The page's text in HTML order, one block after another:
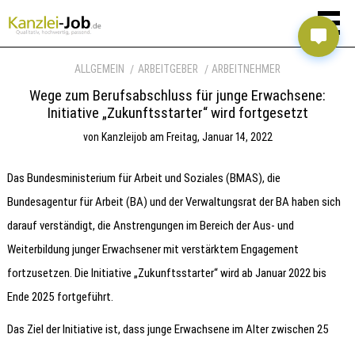
ALLGEMEIN ARBEITGEBER ARBEITNEHMER
Wege zum Berufsabschluss für junge Erwachsene:
Initiative „Zukunftsstarter“ wird fortgesetzt
von Kanzleijob am Freitag, Januar 14, 2022
Das Bundesministerium für Arbeit und Soziales (BMAS), die
Bundesagentur für Arbeit (BA) und der Verwaltungsrat der BA haben sich
darauf verständigt, die Anstrengungen im Bereich der Aus- und
Weiterbildung junger Erwachsener mit verstärktem Engagement
fortzusetzen. Die Initiative „Zukunftsstarter“ wird ab Januar 2022 bis
Ende 2025 fortgeführt.
Das Ziel der Initiative ist, dass junge Erwachsene im Alter zwischen 25